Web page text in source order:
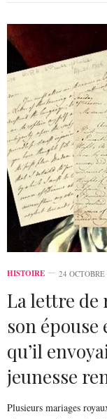
HISTOIRE 24 OCTOBRE
La lettre de
son
qu’il
jeunesse
Plusieurs mariages